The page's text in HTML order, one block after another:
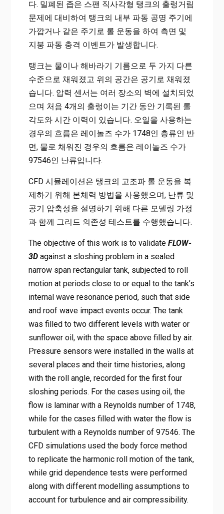
다. 밀폐된 좁은 스팬 직사각형 탱크의 출렁거림
문제에 대비하여 탱크의 내부 파동 공명 주기에
가깝거나 같은 주기로 롤 운동을 하여 측면 및
지붕 파동 충격 이벤트가 발생합니다.
탱크는 물이나 해바라기 기름으로 두 가지 다른
수준으로 채워졌고 위의 공간은 공기로 채워졌
습니다. 압력 센서는 여러 장소의 벽에 설치되었
으며 처음 4개의 출렁이는 기간 동안 기록된 롤
각도와 시간 이력이 있습니다. 오일을 사용하는
경우의 흐름은 레이놀즈 수가 1748인 층류인 반
면, 물로 채워진 경우의 흐름은 레이놀즈 수가
97546인 난류입니다.
CFD 시뮬레이션은 탱크의 고조파 롤 운동을 복
제하기 위해 본체력 방법을 사용했으며, 난류 및
공기 압축성을 설명하기 위해 다른 모델링 가정
과 함께 그리드 의존성 테스트를 수행했습니다.
The objective of this work is to validate FLOW-
3D against a sloshing problem in a sealed
narrow span rectangular tank, subjected to roll
motion at periods close to or equal to the tank’s
internal wave resonance period, such that side
and roof wave impact events occur. The tank
was filled to two different levels with water or
sunflower oil, with the space above filled by air.
Pressure sensors were installed in the walls at
several places and their time histories, along
with the roll angle, recorded for the first four
sloshing periods. For the cases using oil, the
flow is laminar with a Reynolds number of 1748,
while for the cases filled with water the flow is
turbulent with a Reynolds number of 97546. The
CFD simulations used the body force method
to replicate the harmonic roll motion of the tank,
while grid dependence tests were performed
along with different modelling assumptions to
account for turbulence and air compressibility.